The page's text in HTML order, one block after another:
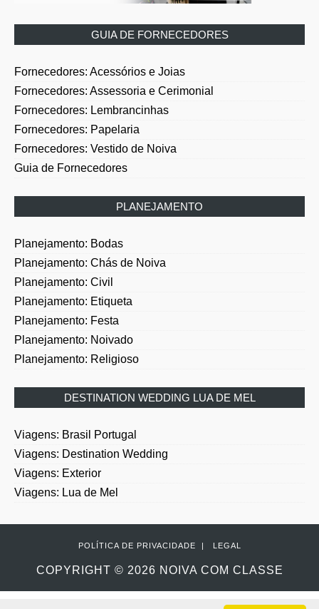
Fornecedores: Assessoria e Cerimonial
Fornecedores: Lembrancinhas
Fornecedores: Papelaria
Fornecedores: Vestido de Noiva
Guia de Fornecedores
Planejamento: Chás de Noiva
Planejamento: Civil
Planejamento: Etiqueta
Planejamento: Festa
Planejamento: Noivado
Planejamento: Religioso
Viagens: Destination Wedding
Viagens: Exterior
Viagens: Lua de Mel